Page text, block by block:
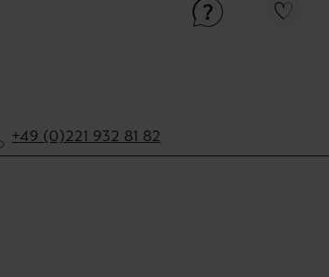
+49 (0)221 932 81 82